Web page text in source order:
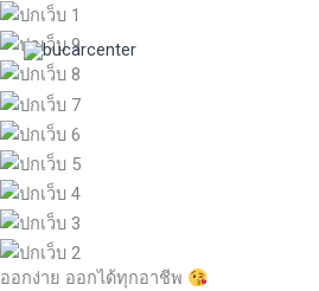
Skip
to
content
ออกง่าย ออกได้ทุกอาชีพ